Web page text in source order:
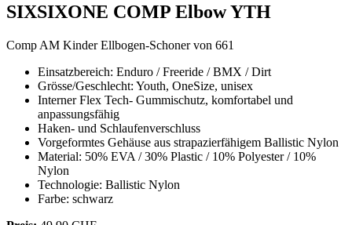
SIXSIXONE COMP Elbow YTH
Comp AM Kinder Ellbogen-Schoner von 661
Einsatzbereich: Enduro / Freeride / BMX / Dirt
Grösse/Geschlecht: Youth, OneSize, unisex
Interner Flex Tech- Gummischutz, komfortabel und
anpassungsfähig
Haken- und Schlaufenverschluss
Vorgeformtes Gehäuse aus strapazierfähigem Ballistic Nylon
Material: 50% EVA / 30% Plastic / 10% Polyester / 10%
Nylon
Technologie: Ballistic Nylon
Farbe: schwarz